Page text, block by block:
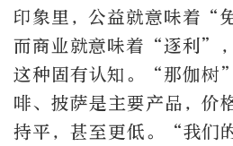
印象里，公益就意味着“
而商业就意味着“逐利”
这种固有认知。“那伽树
啡、披萨是主要产品，价
持平，甚至更低。“我们